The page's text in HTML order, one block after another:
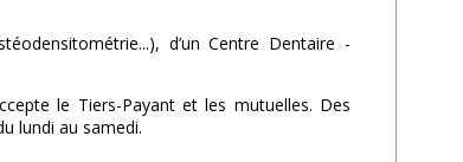
d’un Centre Dentaire -
le Tiers-Payant et les mutuelles. Des
lundi au samedi.